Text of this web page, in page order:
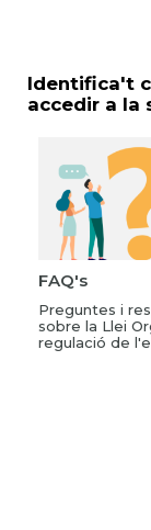
Identifica't
accedir a la
FAQ's
Preguntes i
sobre la Llei
regulació de